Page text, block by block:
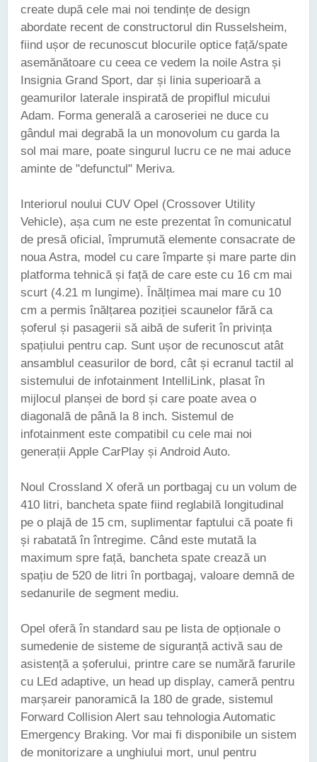
create după cele mai noi tendințe de design
abordate recent de constructorul din Russelsheim,
fiind ușor de recunoscut blocurile optice față/spate
asemănătoare cu ceea ce vedem la noile Astra și
Insignia Grand Sport, dar și linia superioară a
geamurilor laterale inspirată de propiflul micului
Adam. Forma generală a caroseriei ne duce cu
gândul mai degrabă la un monovolum cu garda la
sol mai mare, poate singurul lucru ce ne mai aduce
aminte de "defunctul" Meriva.
Interiorul noului CUV Opel (Crossover Utility
Vehicle), așa cum ne este prezentat în comunicatul
de presă oficial, împrumută elemente consacrate de
noua Astra, model cu care împarte și mare parte din
platforma tehnică și față de care este cu 16 cm mai
scurt (4.21 m lungime). Înălțimea mai mare cu 10
cm a permis înălțarea poziției scaunelor fără ca
șoferul și pasagerii să aibă de suferit în privința
spațiului pentru cap. Sunt ușor de recunoscut atât
ansamblul ceasurilor de bord, cât și ecranul tactil al
sistemului de infotainment IntelliLink, plasat în
mijlocul planșei de bord și care poate avea o
diagonală de până la 8 inch. Sistemul de
infotainment este compatibil cu cele mai noi
generații Apple CarPlay și Android Auto.
Noul Crossland X oferă un portbagaj cu un volum de
410 litri, bancheta spate fiind reglabilă longitudinal
pe o plajă de 15 cm, suplimentar faptului că poate fi
și rabatată în întregime. Când este mutată la
maximum spre față, bancheta spate crează un
spațiu de 520 de litri în portbagaj, valoare demnă de
sedanurile de segment mediu.
Opel oferă în standard sau pe lista de opționale o
sumedenie de sisteme de siguranță activă sau de
asistență a șoferului, printre care se numără farurile
cu LEd adaptive, un head up display, cameră pentru
marșareir panoramică la 180 de grade, sistemul
Forward Collision Alert sau tehnologia Automatic
Emergency Braking. Vor mai fi disponibile un sistem
de monitorizare a unghiului mort, unul pentru